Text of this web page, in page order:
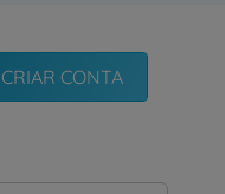
CRIAR CONTA